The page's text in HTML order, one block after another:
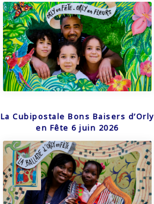
La Cubipostale Bons Baisers d’Orly
en Fête 6 juin 2026